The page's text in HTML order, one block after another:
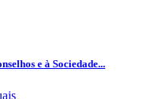
e à Sociedade...